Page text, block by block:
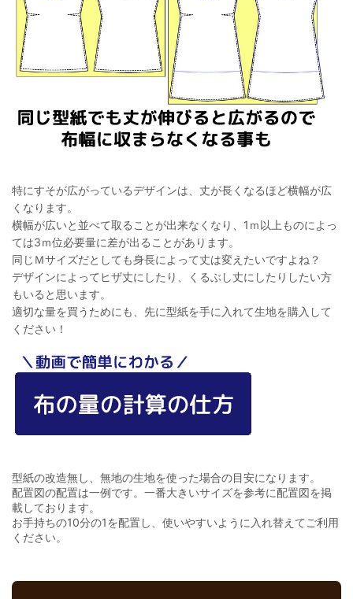
特にすそが広がっているデザインは、丈が長くなるほど横幅が広
くなります。
横幅が広いと並べて取ることが出来なくなり、1ｍ以上ものによっ
ては3ｍ位必要量に差が出ることがあります。
同じＭサイズだとしても身長によって丈は変えたいですよね？
デザインによってヒザ丈にしたり、くるぶし丈にしたりしたい方
もいると思います。
適切な量を買うためにも、先に型紙を手に入れて生地を購入して
ください！
型紙の改造無し、無地の生地を使った場合の目安になります。
配置図の配置は一例です。一番大きいサイズを参考に配置図を掲
載しております。
お手持ちの10分の1を配置し、使いやすいように入れ替えてご利用
ください。